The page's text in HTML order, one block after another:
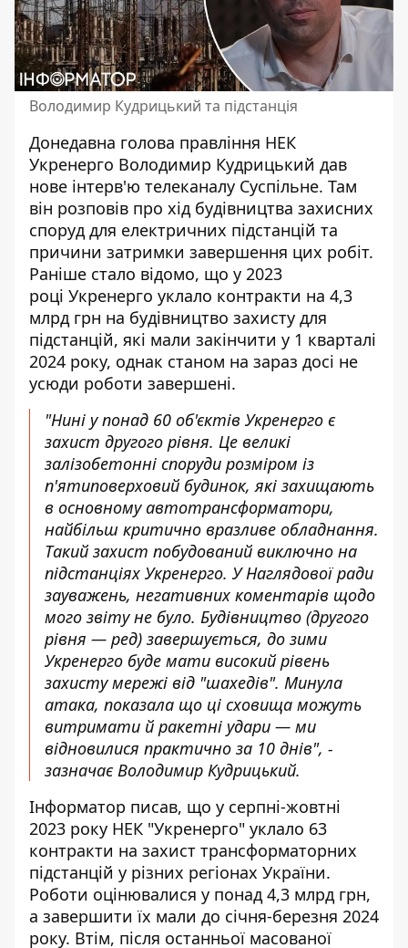
Володимир Кудрицький та підстанція
Донедавна голова правління НЕК
Укренерго Володимир Кудрицький дав
нове інтерв'ю телеканалу Суспільне. Там
він розповів про хід будівництва захисних
споруд для електричних підстанцій та
причини затримки завершення цих робіт.
Раніше стало відомо, що у 2023
році Укренерго уклало контракти на 4,3
млрд грн на будівництво захисту для
підстанцій, які мали закінчити у 1 кварталі
2024 року, однак станом на зараз досі не
усюди роботи завершені.
"Нині у понад 60 об'єктів Укренерго є
захист другого рівня. Це великі
залізобетонні споруди розміром із
п'ятиповерховий будинок, які захищають
в основному автотрансформатори,
найбільш критично вразливе обладнання.
Такий захист побудований виключно на
підстанціях Укренерго. У Наглядової ради
зауважень, негативних коментарів щодо
мого звіту не було. Будівництво (другого
рівня — ред) завершується, до зими
Укренерго буде мати високий рівень
захисту мережі від "шахедів". Минула
атака, показала що ці сховища можуть
витримати й ракетні удари — ми
відновилися практично за 10 днів", -
зазначає Володимир Кудрицький.
Інформатор писав, що у серпні-жовтні
2023 року НЕК "Укренерго" уклало 63
контракти на захист трансформаторних
підстанцій у різних регіонах України.
Роботи оцінювалися у понад 4,3 млрд грн,
а завершити їх мали до січня-березня 2024
року. Втім, після останньої масованої